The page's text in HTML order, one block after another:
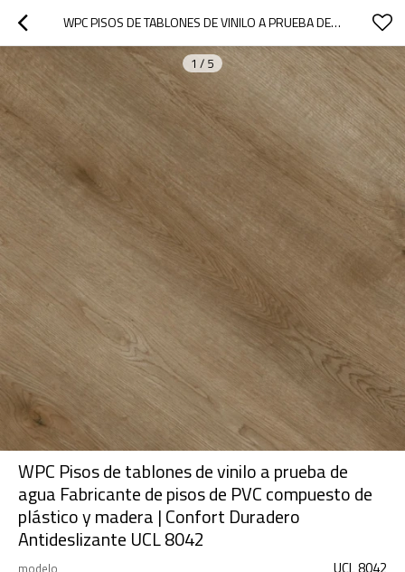
WPC PISOS DE TABLONES DE VINILO A PRUEBA DE AGUA FABRICANTE DE PISOS DE PVC COMPUESTO DE PLÁSTICO Y MADERA | CONFORT DURADERO ANTIDESLIZANTE UCL 8042
1 / 5
WPC Pisos de tablones de vinilo a prueba de
agua Fabricante de pisos de PVC compuesto de
plástico y madera | Confort Duradero
Antideslizante UCL 8042
modelo